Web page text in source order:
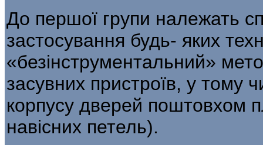
До першої групи належать
застосування будь- яких
«безінструментальний»
засувних пристроїв, у тому
корпусу дверей поштовхом
навісних петель).